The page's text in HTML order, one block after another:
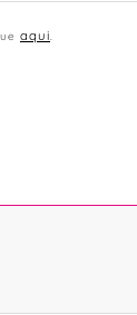
aqui.